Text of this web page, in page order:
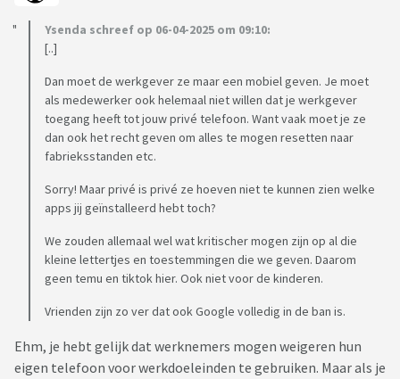
Ysenda schreef op 06-04-2025 om 09:10:
[..]
Dan moet de werkgever ze maar een mobiel geven. Je moet
als medewerker ook helemaal niet willen dat je werkgever
toegang heeft tot jouw privé telefoon. Want vaak moet je ze
dan ook het recht geven om alles te mogen resetten naar
fabrieksstanden etc.
Sorry! Maar privé is privé ze hoeven niet te kunnen zien welke
apps jij geïnstalleerd hebt toch?
We zouden allemaal wel wat kritischer mogen zijn op al die
kleine lettertjes en toestemmingen die we geven. Daarom
geen temu en tiktok hier. Ook niet voor de kinderen.
Vrienden zijn zo ver dat ook Google volledig in de ban is.
Ehm, je hebt gelijk dat werknemers mogen weigeren hun
eigen telefoon voor werkdoeleinden te gebruiken. Maar als je